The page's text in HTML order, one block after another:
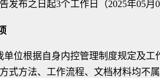
发布之日起3个工作日（2025年05月
单位根据自身内控管理制度规定及工
式方法、工作流程、文档材料均不